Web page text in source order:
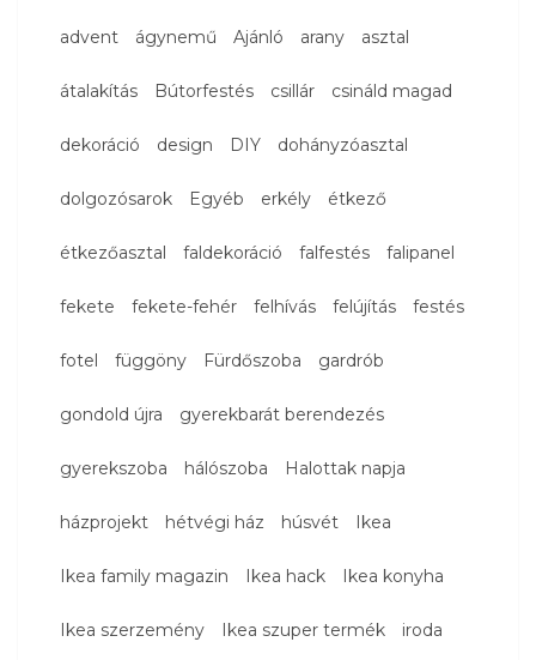
advent ágynemű Ajánló arany asztal
átalakítás Bútorfestés csillár csináld magad
dekoráció design DIY dohányzóasztal
dolgozósarok Egyéb erkély étkező
étkezőasztal faldekoráció falfestés falipanel
fekete fekete-fehér felhívás felújítás festés
fotel függöny Fürdőszoba gardrób
gondold újra gyerekbarát berendezés
gyerekszoba hálószoba Halottak napja
házprojekt hétvégi ház húsvét Ikea
Ikea family magazin Ikea hack Ikea konyha
Ikea szerzemény Ikea szuper termék iroda